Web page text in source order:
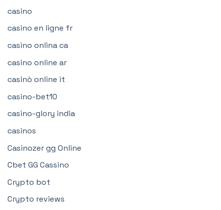
casino
casino en ligne fr
casino onlina ca
casino online ar
casinò online it
casino-bet10
casino-glory india
casinos
Casinozer gg Online
Cbet GG Cassino
Crypto bot
Crypto reviews